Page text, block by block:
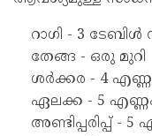
റാഗി - 3
തേങ്ങ - ഒരു മുറി
ശർക്കര - 4
ഏലക്ക - 5
അണ്ടിപ്പരിപ്പ് - 5